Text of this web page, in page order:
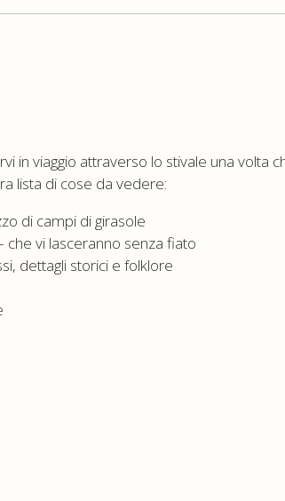
in viaggio attraverso lo stivale una volta
lista di cose da vedere:
di campi di girasole
che vi lasceranno senza fiato
dettagli storici e folklore